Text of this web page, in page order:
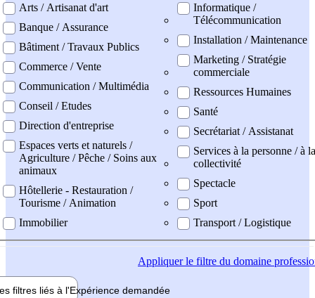
Arts / Artisanat d'art
Banque / Assurance
Bâtiment / Travaux Publics
Commerce / Vente
Communication / Multimédia
Conseil / Etudes
Direction d'entreprise
Espaces verts et naturels /
Agriculture / Pêche / Soins aux
animaux
Hôtellerie - Restauration /
Tourisme / Animation
Immobilier
Informatique /
Télécommunication
Installation / Maintenance
Marketing / Stratégie
commerciale
Ressources Humaines
Santé
Secrétariat / Assistanat
Services à la personne / à la
collectivité
Spectacle
Sport
Transport / Logistique
Appliquerle filtre du domaine
filtres liés à l'Expérience demandée